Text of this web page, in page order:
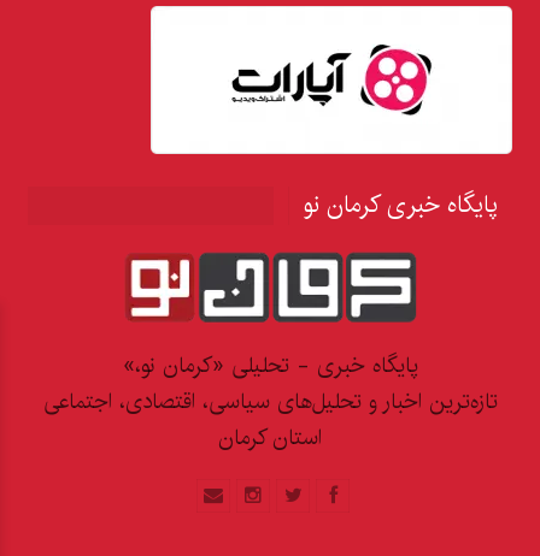
پایگاه خبری کرمان نو
پایگاه خبری - تحلیلی «کرمان نو،»
تازه‌ترین اخبار و تحلیل‌های سیاسی، اقتصادی، اجتماعی
استان کرمان